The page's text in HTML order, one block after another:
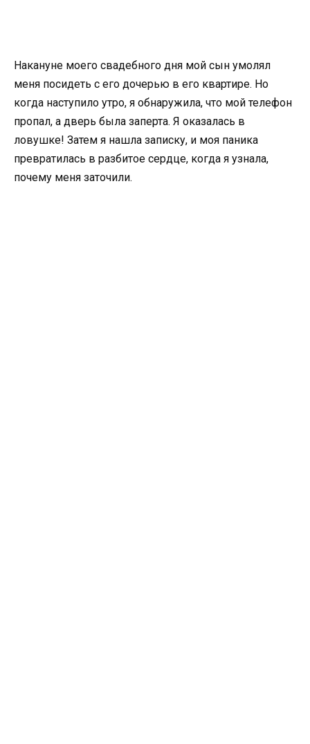
Накануне моего свадебного дня мой сын умолял
меня посидеть с его дочерью в его квартире. Но
когда наступило утро, я обнаружила, что мой телефон
пропал, а дверь была заперта. Я оказалась в
ловушке! Затем я нашла записку, и моя паника
превратилась в разбитое сердце, когда я узнала,
почему меня заточили.